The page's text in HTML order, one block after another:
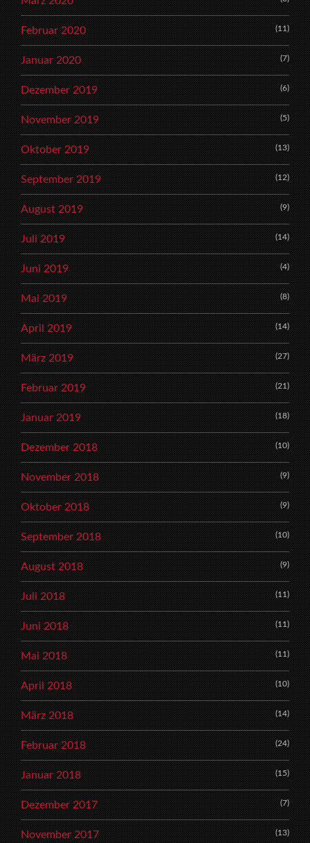
Februar 2020 (11)
Januar 2020 (7)
Dezember 2019 (6)
November 2019 (5)
Oktober 2019 (13)
September 2019 (12)
August 2019 (9)
Juli 2019 (14)
Juni 2019 (4)
Mai 2019 (8)
April 2019 (14)
März 2019 (27)
Februar 2019 (21)
Januar 2019 (18)
Dezember 2018 (10)
November 2018 (9)
Oktober 2018 (9)
September 2018 (10)
August 2018 (9)
Juli 2018 (11)
Juni 2018 (11)
Mai 2018 (11)
April 2018 (10)
März 2018 (14)
Februar 2018 (24)
Januar 2018 (15)
Dezember 2017 (7)
November 2017 (13)